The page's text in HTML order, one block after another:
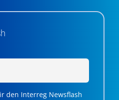
den Interreg Newsflash